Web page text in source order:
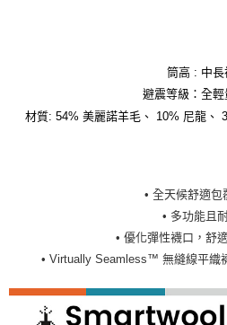
筒高 : 中長
避震等級：全輕
材質: 54% 美麗諾羊毛、 10% 尼龍、
• 全天候舒適包
• 多功能且
• 優化彈性襪口，舒
• Virtually Seamless™ 無縫線平織